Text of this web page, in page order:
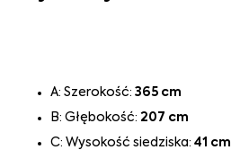
A: Szerokość: 365 cm
B: Głębokość: 207 cm
C: Wysokość siedziska: 41 cm